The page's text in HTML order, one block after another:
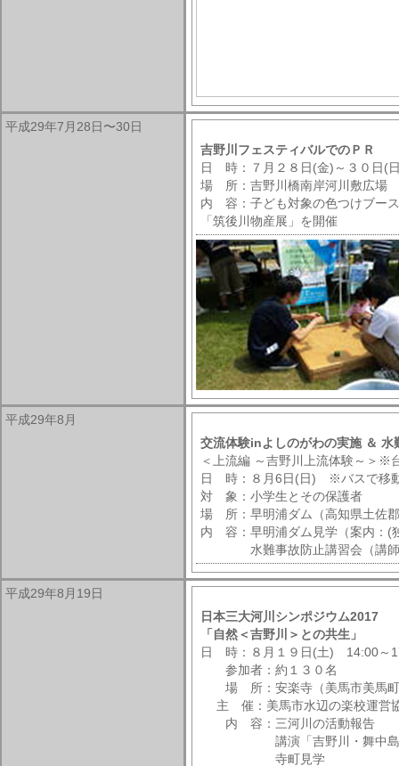
平成29年7月28日〜30日
吉野川フェスティバルでのＰＲ
日 時：７月２８日(金)～３０日(
場 所：吉野川橋南岸河川敷広場
内 容：子ども対象の色つけブー
「筑後川物産展」を開催
平成29年8月
交流体験inよしのがわの実施 ＆ 水
＜上流編 ～吉野川上流体験～＞※
日 時：８月6日(日) ※バスで移
対 象：小学生とその保護者
場 所：早明浦ダム（高知県土佐
内 容：早明浦ダム見学（案内：(
水難事故防止講習会（講師：
平成29年8月19日
日本三大河川シンポジウム2017
「自然＜吉野川＞との共生」
日 時：８月１９日(土) 14:00～
参加者：約１３０名
場 所：安楽寺（美馬市美馬町
主 催：美馬市水辺の楽校運営
内 容：三河川の活動報告
講演「吉野川・舞中島の藍
寺町見学